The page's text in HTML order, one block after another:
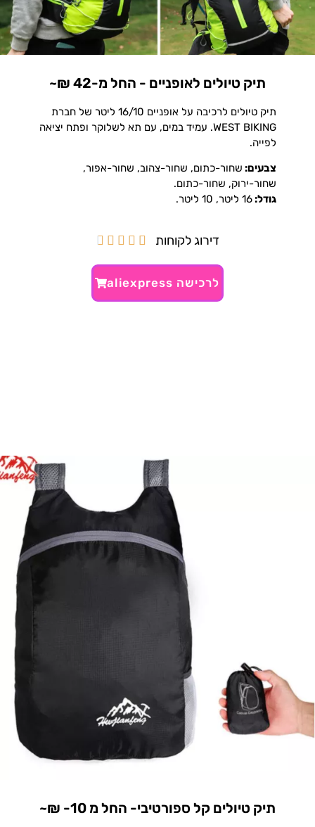
תיק טיולים לאופניים - החל מ-42 ₪~
תיק טיולים לרכיבה על אופניים 16/10 ליטר של חברת
WEST BIKING. עמיד במים, עם תא לשלוקר ופתח יציאה
לפייה.
צבעים: שחור-כתום, שחור-צהוב, שחור-אפור,
שחור-ירוק, שחור-כתום.
גודל:16 ליטר, 10 ליטר.
דירוג לקוחות 




לרכישה aliexpress
תיק טיולים קל ספורטיבי- החל מ 10- ₪~